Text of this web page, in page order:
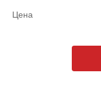
Цена